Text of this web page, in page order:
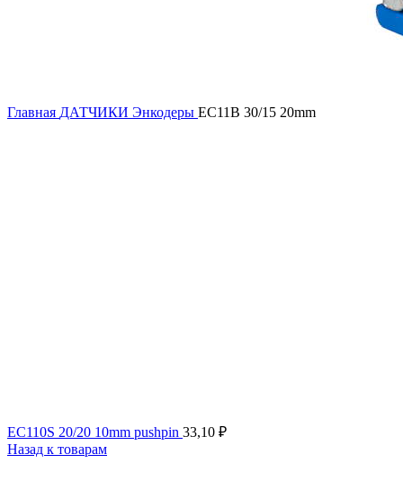
Главная ДАТЧИКИ Энкодеры EC11B 30/15 20mm
EC110S 20/20 10mm pushpin 33,10 ₽
Назад к товарам